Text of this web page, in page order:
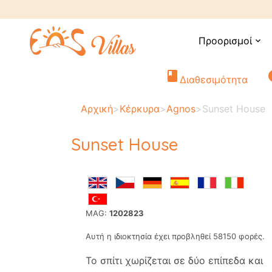
Προορισμοί expand_more
book Διαθεσιμότητα
Αρχική>Κέρκυρα>Agnos>Sunset House
Sunset House
MAG: 1202823
Αυτή η ιδιοκτησία έχει προβληθεί 58150 φορές.
Το σπίτι χωρίζεται σε δύο επίπεδα και